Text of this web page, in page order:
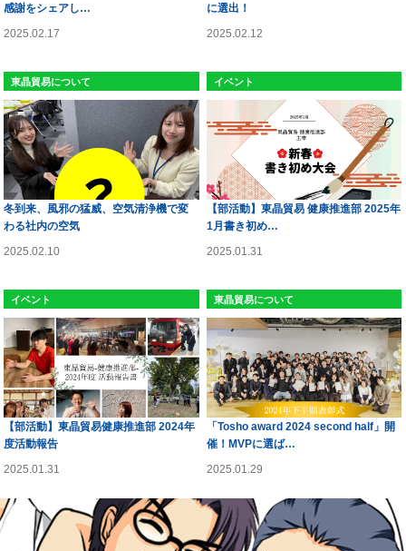
感謝をシェアし…
2025.02.17
に選出！
2025.02.12
東晶貿易について
冬到来、風邪の猛威、空気清浄機で変
わる社内の空気
2025.02.10
イベント
【部活動】東晶貿易 健康推進部 2025年
1月書き初め…
2025.01.31
イベント
【部活動】東晶貿易健康推進部 2024年
度活動報告
2025.01.31
東晶貿易について
「Tosho award 2024 second half」開
催！MVPに選ば…
2025.01.29